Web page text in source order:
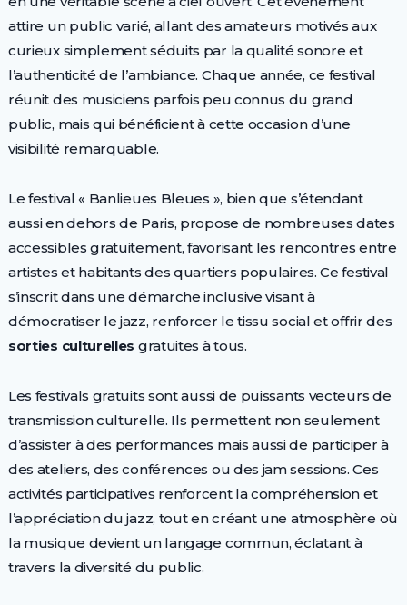
attire un public varié, allant des amateurs motivés aux
curieux simplement séduits par la qualité sonore et
l’authenticité de l’ambiance. Chaque année, ce festival
réunit des musiciens parfois peu connus du grand
public, mais qui bénéficient à cette occasion d’une
visibilité remarquable.
Le festival « Banlieues Bleues », bien que s’étendant
aussi en dehors de Paris, propose de nombreuses dates
accessibles gratuitement, favorisant les rencontres entre
artistes et habitants des quartiers populaires. Ce festival
s’inscrit dans une démarche inclusive visant à
démocratiser le jazz, renforcer le tissu social et offrir des
sorties culturelles gratuites à tous.
Les festivals gratuits sont aussi de puissants vecteurs de
transmission culturelle. Ils permettent non seulement
d’assister à des performances mais aussi de participer à
des ateliers, des conférences ou des jam sessions. Ces
activités participatives renforcent la compréhension et
l’appréciation du jazz, tout en créant une atmosphère où
la musique devient un langage commun, éclatant à
travers la diversité du public.